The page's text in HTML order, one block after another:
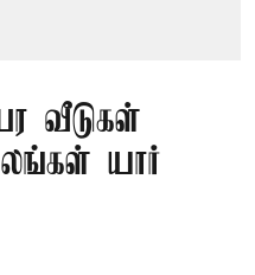
வீடுகள்
யார்